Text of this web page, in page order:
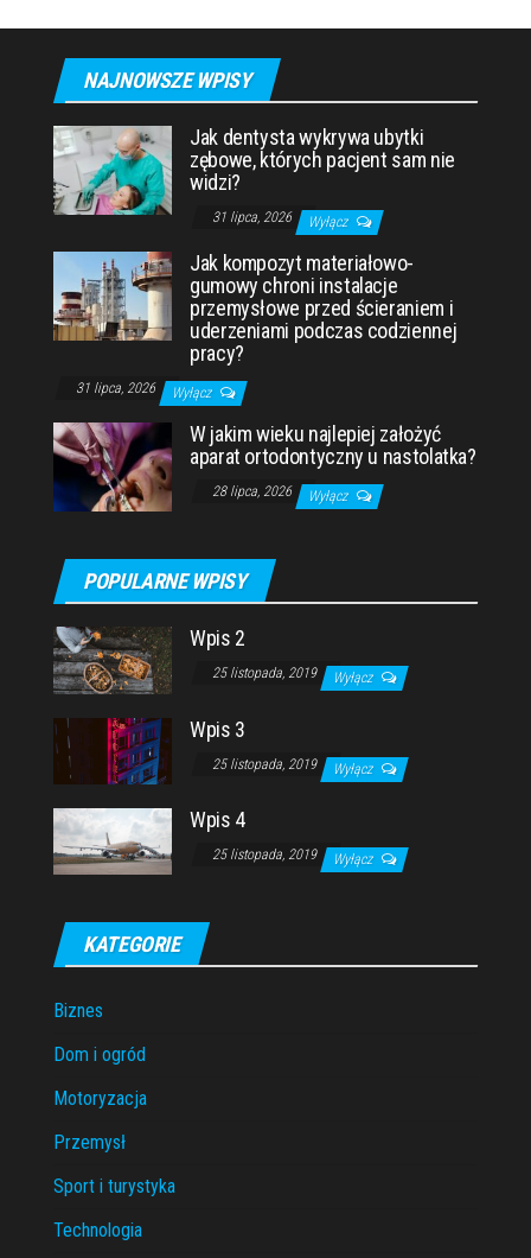
NAJNOWSZE WPISY
Jak dentysta wykrywa ubytki
zębowe, których pacjent sam nie
widzi?
31 lipca, 2026 Wyłącz
Jak kompozyt materiałowo-
gumowy chroni instalacje
przemysłowe przed ścieraniem i
uderzeniami podczas codziennej
pracy?
31 lipca, 2026 Wyłącz
W jakim wieku najlepiej założyć
aparat ortodontyczny u nastolatka?
28 lipca, 2026 Wyłącz
POPULARNE WPISY
Wpis 2
25 listopada, 2019 Wyłącz
Wpis 3
25 listopada, 2019 Wyłącz
Wpis 4
25 listopada, 2019 Wyłącz
KATEGORIE
Biznes
Dom i ogród
Motoryzacja
Przemysł
Sport i turystyka
Technologia